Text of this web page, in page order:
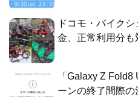
ドコモ・バイク
金、正常利用分も
「Galaxy Z
ーンの終了間際の